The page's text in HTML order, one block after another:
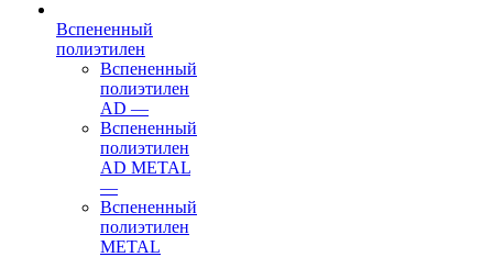
Вспененный
полиэтилен
Вспененный
полиэтилен
AD —
Вспененный
полиэтилен
AD METAL
—
Вспененный
полиэтилен
METAL